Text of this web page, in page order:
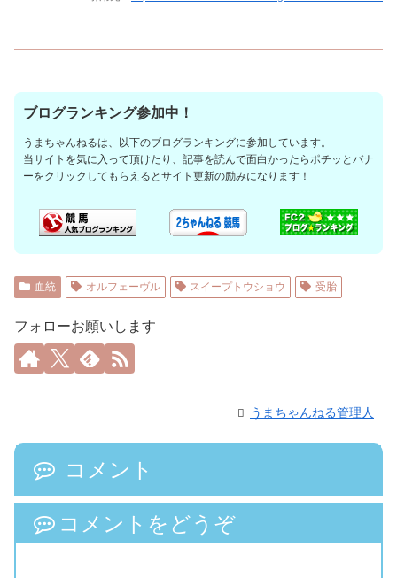
ブログランキング参加中！
うまちゃんねるは、以下のブログランキングに参加しています。
当サイトを気に入って頂けたり、記事を読んで面白かったらポチッとバナ
ーをクリックしてもらえるとサイト更新の励みになります！
血統 オルフェーヴル スイープトウショウ 受胎
フォローお願いします
うまちゃんねる管理人
コメント
コメントをどうぞ